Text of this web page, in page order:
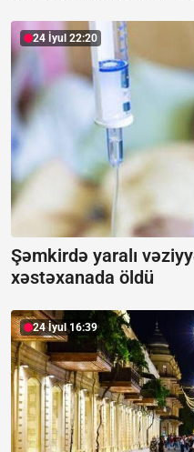
24 İyul 22:20
Şəmkirdə yaralı
xəstəxanada öldü
24 İyul 16:39